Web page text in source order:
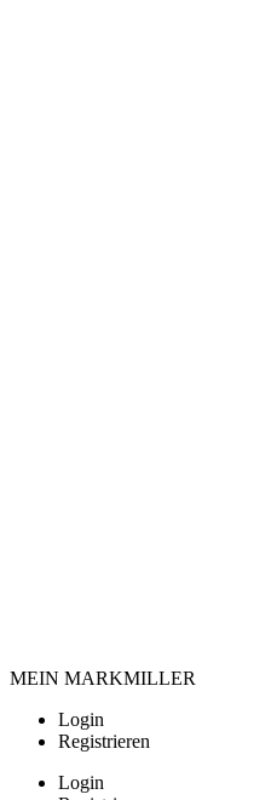
MEIN MARKMILLER
Login
Registrieren
Login